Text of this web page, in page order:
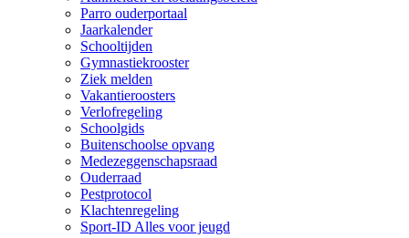
Parro ouderportaal
Jaarkalender
Schooltijden
Gymnastiekrooster
Ziek melden
Vakantieroosters
Verlofregeling
Schoolgids
Buitenschoolse opvang
Medezeggenschapsraad
Ouderraad
Pestprotocol
Klachtenregeling
Sport-ID Alles voor jeugd